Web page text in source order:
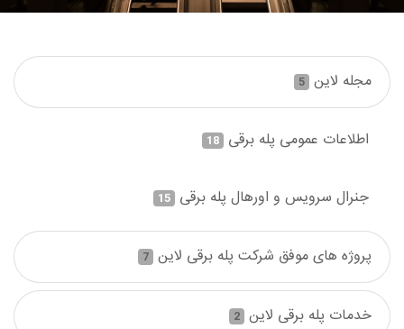
مجله لاین 5
اطلاعات عمومی پله برقی 18
جنرال سرویس و اورهال پله برقی 15
پروژه های موفق شرکت پله برقی لاین 7
خدمات پله برقی لاین 2